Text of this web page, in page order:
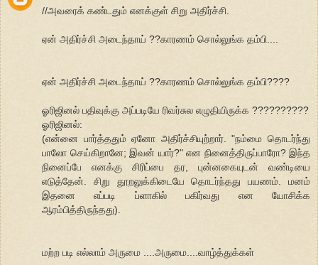
//அவரைக் கண்டதும் எனக்குள் சிறு அதிர்ச்சி.
ஏன் அதிர்ச்சி அடைந்தாய் ??காரணம் சொல்லுங்க தம்பி....
ஏன் அதிர்ச்சி அடைந்தாய் ??காரணம் சொல்லுங்க தம்பி????
ஓரிஜினல் பதிவுக்கு அப்படியே ரிவர்சுல எழுதியிருக்க ??????????
ஓரிஜினல்:
(என்னை பார்த்ததும் ஏனோ அதிர்ச்சியுற்றார். "நம்மை தொடர்ந்து
பாலோ செய்கிறானே; இவன் யார்?" என நினைத்திருப்பாரோ? இந்த
நினைப்பே எனக்கு சிரிப்பை தர, புன்னகையுடன் வண்டியை
எடுத்தேன். சிறு தூறலுக்கிடையே தொடர்ந்தது பயணம். மனம்
இதனை எப்படி ப்ளாகில் பகிர்வது என யோசிக்க
ஆரம்பித்திருந்தது).
மற்ற படி எல்லாம் அருமை ....அருமை....வாழ்த்துக்கள்